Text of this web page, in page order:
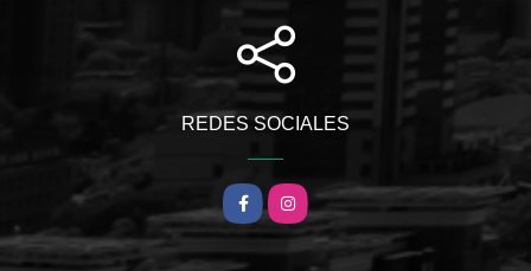
REDES SOCIALES
FacebookInstagram